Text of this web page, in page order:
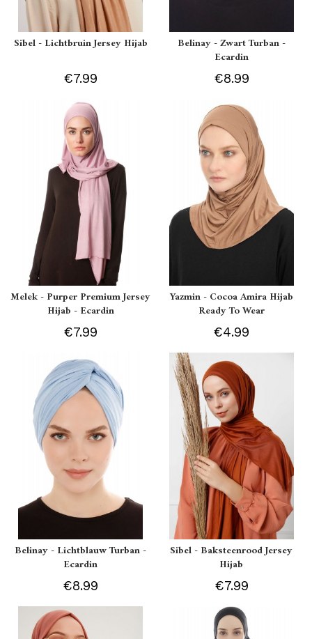
Sibel - Lichtbruin Jersey Hijab
€7.99
Belinay - Zwart Turban -
Ecardin
€8.99
Melek - Purper Premium Jersey
Hijab - Ecardin
€7.99
Yazmin - Cocoa Amira Hijab
Ready To Wear
€4.99
Belinay - Lichtblauw Turban -
Ecardin
€8.99
Sibel - Baksteenrood Jersey
Hijab
€7.99